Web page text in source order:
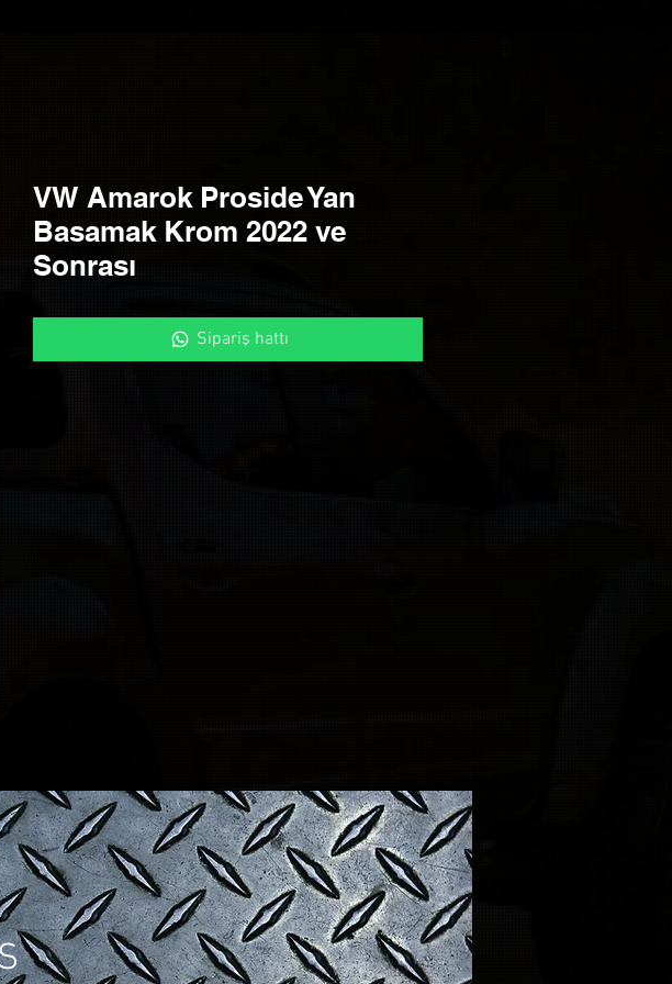
VW Amarok Proside Yan
Basamak Krom 2022 ve
Sonrası
Sipariş hattı
Rights Reserved.